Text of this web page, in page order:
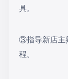
具。
③指导新店主
程。